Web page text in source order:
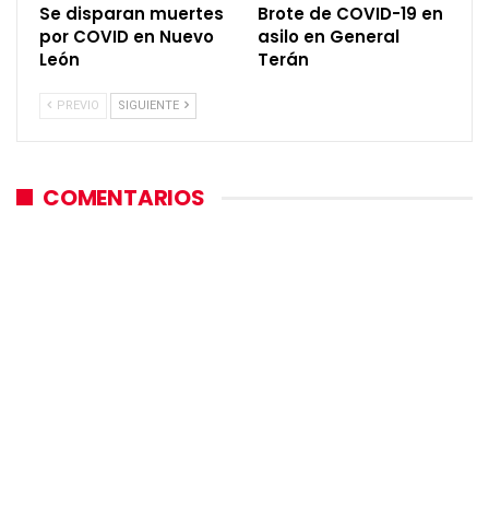
Se disparan muertes
por COVID en Nuevo
León
Brote de COVID-19 en
asilo en General
Terán
PREVIO SIGUIENTE
COMENTARIOS